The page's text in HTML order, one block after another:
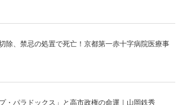
除、禁忌の処置で死亡！京都第一赤十字病院医療事
プ・パラドックス」と高市政権の命運｜山岡鉄秀